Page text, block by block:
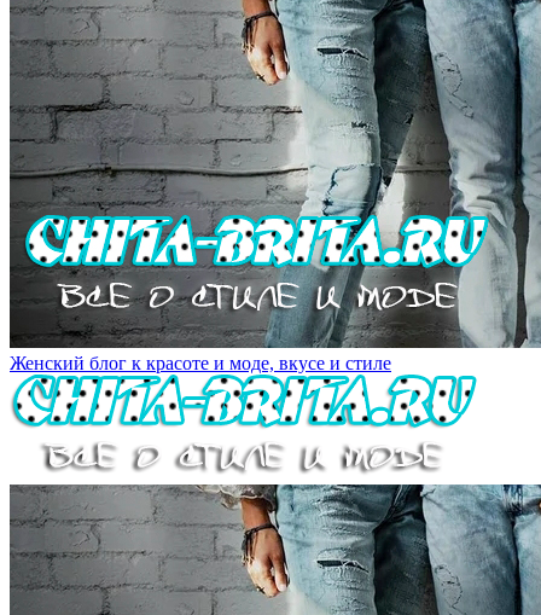
Женский блог к красоте и моде, вкусе и стиле